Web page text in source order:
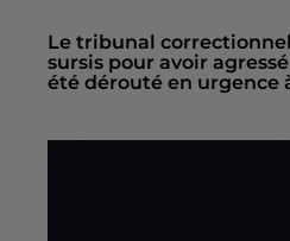
Le tribunal
sursis pour avoir
été dérouté en urgence